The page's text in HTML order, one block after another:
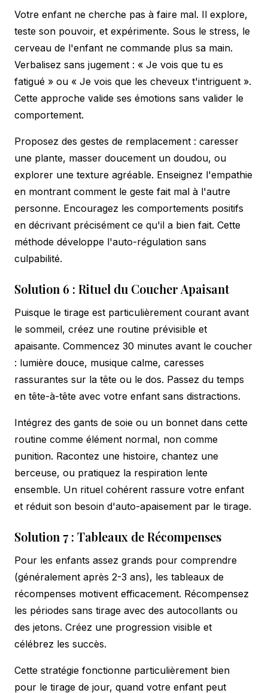
Votre enfant ne cherche pas à faire mal. Il explore,
teste son pouvoir, et expérimente. Sous le stress, le
cerveau de l'enfant ne commande plus sa main.
Verbalisez sans jugement : « Je vois que tu es
fatigué » ou « Je vois que les cheveux t'intriguent ».
Cette approche valide ses émotions sans valider le
comportement.
Proposez des gestes de remplacement : caresser
une plante, masser doucement un doudou, ou
explorer une texture agréable. Enseignez l'empathie
en montrant comment le geste fait mal à l'autre
personne. Encouragez les comportements positifs
en décrivant précisément ce qu'il a bien fait. Cette
méthode développe l'auto-régulation sans
culpabilité.
Solution 6 : Rituel du Coucher Apaisant
Puisque le tirage est particulièrement courant avant
le sommeil, créez une routine prévisible et
apaisante. Commencez 30 minutes avant le coucher
: lumière douce, musique calme, caresses
rassurantes sur la tête ou le dos. Passez du temps
en tête-à-tête avec votre enfant sans distractions.
Intégrez des gants de soie ou un bonnet dans cette
routine comme élément normal, non comme
punition. Racontez une histoire, chantez une
berceuse, ou pratiquez la respiration lente
ensemble. Un rituel cohérent rassure votre enfant
et réduit son besoin d'auto-apaisement par le tirage.
Solution 7 : Tableaux de Récompenses
Pour les enfants assez grands pour comprendre
(généralement après 2-3 ans), les tableaux de
récompenses motivent efficacement. Récompensez
les périodes sans tirage avec des autocollants ou
des jetons. Créez une progression visible et
célébrez les succès.
Cette stratégie fonctionne particulièrement bien
pour le tirage de jour, quand votre enfant peut